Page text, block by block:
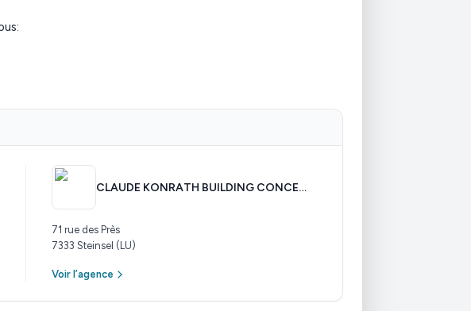
CLAUDE KONRATH BUILDING CONCEPTS
71 rue des Près
7333 Steinsel (LU)
Voir l’agence